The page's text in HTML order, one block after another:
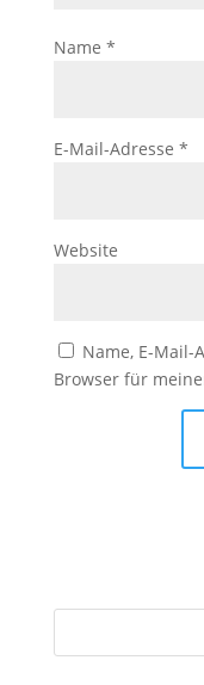
Name *
E-Mail-Adresse *
Website
Name, E-Mail-
Browser für